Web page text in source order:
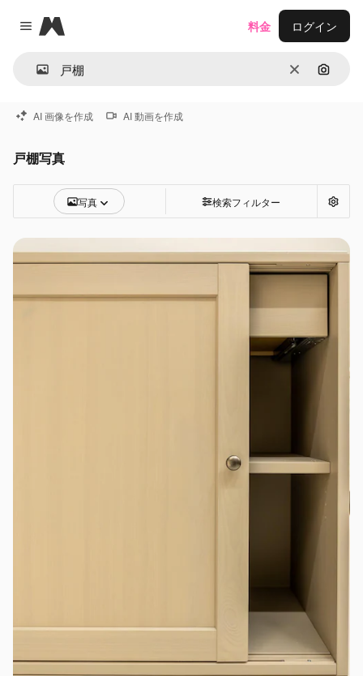
Close menu
Magnific
消去 画像で
料金 ログイン
AI 画像を作成 AI 動画を作成
戸棚写真
写真 検索フィルター